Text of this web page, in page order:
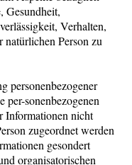
Gesundheit,
Verhalten,
natürlichen Person zu
personenbezogener
per-sonenbezogenen
Informationen nicht
zugeordnet werden
gesondert
organisatorischen